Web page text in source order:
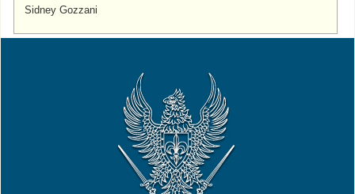
Sidney Gozzani